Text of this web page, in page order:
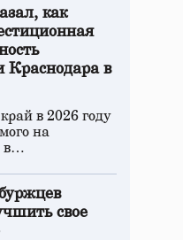
как
Краснодара в
в 2026 году
на
в…
свое